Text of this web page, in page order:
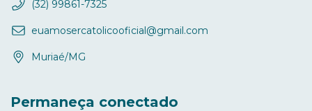
(32) 99861-7325
euamosercatolicooficial@gmail.com
Muriaé/MG
Permaneça conectado